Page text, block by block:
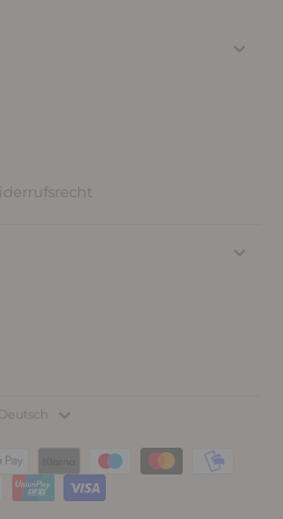
Deutsch